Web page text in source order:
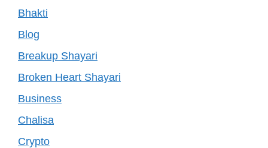
Bhakti
Blog
Breakup Shayari
Broken Heart Shayari
Business
Chalisa
Crypto